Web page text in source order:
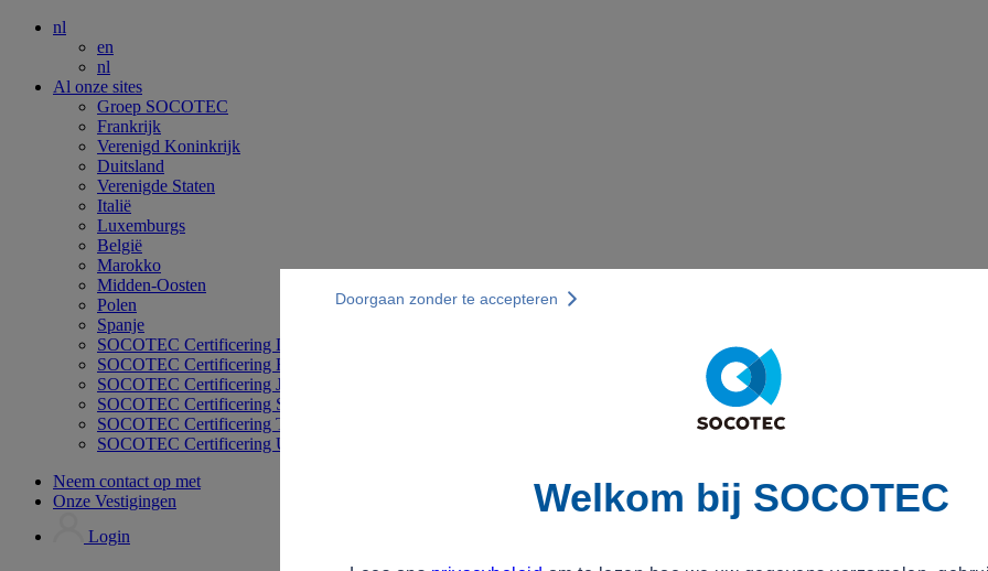
nl
en
nl
Al onze sites
Groep SOCOTEC
Frankrijk
Verenigd Koninkrijk
Duitsland
Verenigde Staten
Italië
Luxemburgs
België
Marokko
Midden-Oosten
Polen
Spanje
SOCOTEC Certificering Duitsland
SOCOTEC Certificering Filipijnen
SOCOTEC Certificering Japan
SOCOTEC Certificering Singapore
SOCOTEC Certificering Thailand
SOCOTEC Certificering UK
Neem contact op met
Onze Vestigingen
Login
Welkom bij SOCOTEC
Doorgaan zonder te accepteren